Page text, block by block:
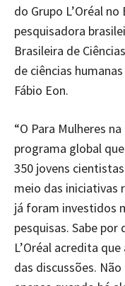
do Grupo L’Oréal
pesquisadora
Brasileira de
de ciências
Fábio Eon.
“O Para Mulheres
programa global
350 jovens
meio das iniciativas
já foram investidos
pesquisas. Sabe por
L’Oréal acredita
das discussões.